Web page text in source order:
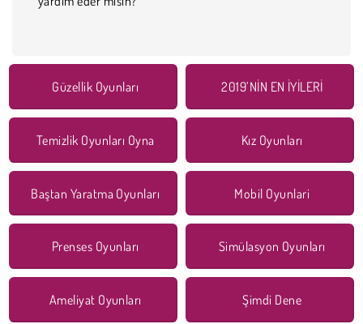
Güzellik Oyunları 2019’NİN EN İYİLERİ
Temizlik Oyunları Oyna Kız Oyunları
Baştan Yaratma Oyunları Mobil Oyunlari
Prenses Oyunları Simülasyon Oyunları
Ameliyat Oyunları Şimdi Dene